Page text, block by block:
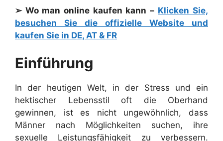
➢ Wo man online kaufen kann – Klicken Sie,
besuchen Sie die offizielle Website und
kaufen Sie in DE, AT & FR
Einführung
In der heutigen Welt, in der Stress und ein
hektischer Lebensstil oft die Oberhand
gewinnen, ist es nicht ungewöhnlich, dass
Männer nach Möglichkeiten suchen, ihre
sexuelle Leistungsfähigkeit zu verbessern.